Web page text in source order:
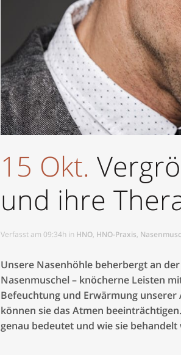
15 Okt.
und ihre
Verfasst am 09:34h in HNO, HNO-Praxis,
Unsere Nasenhöhle beherbergt an
Nasenmuschel – knöcherne Leisten
Befeuchtung und Erwärmung
können sie das Atmen
genau bedeutet und wie sie